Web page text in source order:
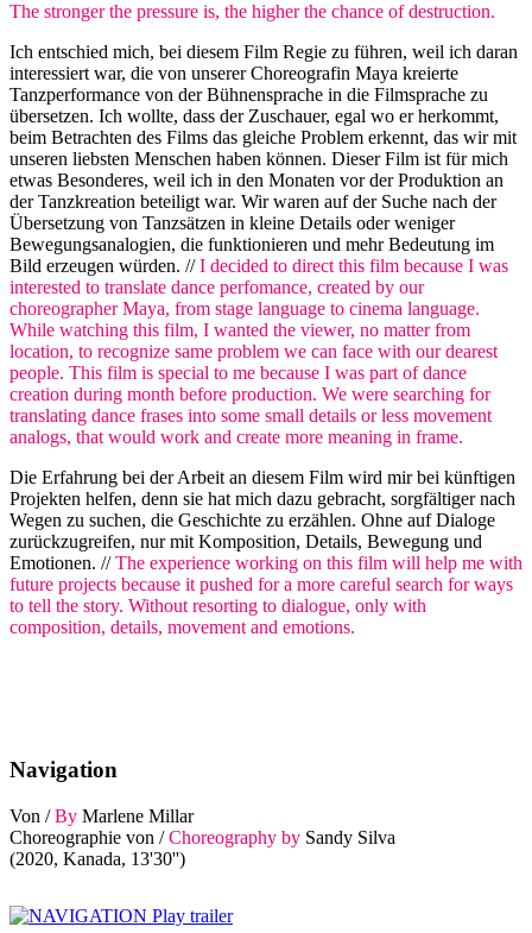
The stronger the pressure is, the higher the chance of destruction.
Ich entschied mich, bei diesem Film Regie zu führen, weil ich daran
interessiert war, die von unserer Choreografin Maya kreierte
Tanzperformance von der Bühnensprache in die Filmsprache zu
übersetzen. Ich wollte, dass der Zuschauer, egal wo er herkommt,
beim Betrachten des Films das gleiche Problem erkennt, das wir mit
unseren liebsten Menschen haben können. Dieser Film ist für mich
etwas Besonderes, weil ich in den Monaten vor der Produktion an
der Tanzkreation beteiligt war. Wir waren auf der Suche nach der
Übersetzung von Tanzsätzen in kleine Details oder weniger
Bewegungsanalogien, die funktionieren und mehr Bedeutung im
Bild erzeugen würden. //I decided to direct this film because I was
interested to translate dance perfomance, created by our
choreographer Maya, from stage language to cinema language.
While watching this film, I wanted the viewer, no matter from
location, to recognize same problem we can face with our dearest
people. This film is special to me because I was part of dance
creation during month before production. We were searching for
translating dance frases into some small details or less movement
analogs, that would work and create more meaning in frame.
Die Erfahrung bei der Arbeit an diesem Film wird mir bei künftigen
Projekten helfen, denn sie hat mich dazu gebracht, sorgfältiger nach
Wegen zu suchen, die Geschichte zu erzählen. Ohne auf Dialoge
zurückzugreifen, nur mit Komposition, Details, Bewegung und
Emotionen. //The experience working on this film will help me with
future projects because it pushed for a more careful search for ways
to tell the story. Without resorting to dialogue, only with
composition, details, movement and emotions.
Navigation
Von /By Marlene Millar
Choreographie von /Choreography by Sandy Silva
(2020, Kanada, 13'30'')